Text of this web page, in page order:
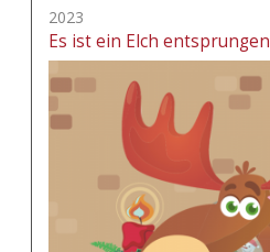
2023
Es ist ein Elch entsprungen